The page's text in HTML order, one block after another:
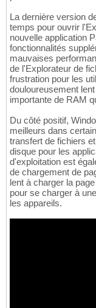
La dernière version
temps pour ouvrir
nouvelle application
fonctionnalités
mauvaises
de l'Explorateur de
frustration pour les
douloureusement
importante de RAM
Du côté positif,
meilleurs dans
transfert de fichiers
disque pour les
d'exploitation est
de chargement de
lent à charger la
pour se charger à
les appareils.